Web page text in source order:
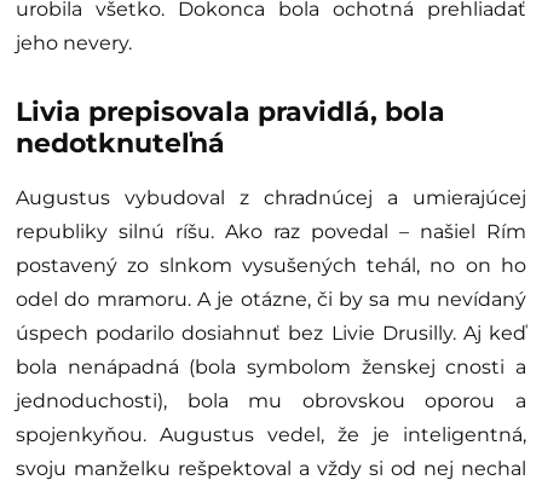
urobila všetko. Dokonca bola ochotná prehliadať
jeho nevery.
Livia prepisovala pravidlá, bola
nedotknuteľná
Augustus vybudoval z chradnúcej a umierajúcej
republiky silnú ríšu. Ako raz povedal – našiel Rím
postavený zo slnkom vysušených tehál, no on ho
odel do mramoru. A je otázne, či by sa mu nevídaný
úspech podarilo dosiahnuť bez Livie Drusilly. Aj keď
bola nenápadná (bola symbolom ženskej cnosti a
jednoduchosti), bola mu obrovskou oporou a
spojenkyňou. Augustus vedel, že je inteligentná,
svoju manželku rešpektoval a vždy si od nej nechal